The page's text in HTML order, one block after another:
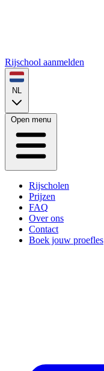
Rijschool aanmelden
NL
Open menu
Rijscholen
Prijzen
FAQ
Over ons
Contact
Boek jouw proefles